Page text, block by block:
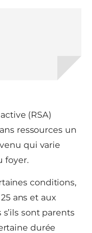
(RSA)
ressources un
qui varie
foyer.
conditions,
ans et aux
sont parents
durée